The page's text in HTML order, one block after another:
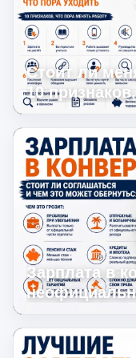
Стоит ли
10
Зарплата в